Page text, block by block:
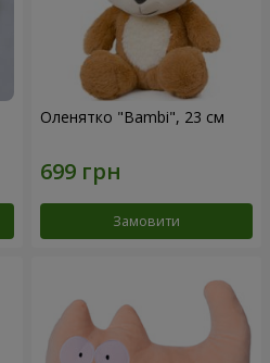
Оленятко "Bambi", 23 см
Замовити